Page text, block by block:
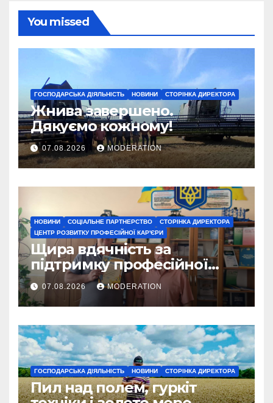
You missed
ГОСПОДАРСЬКА ДІЯЛЬНІСТЬ НОВИНИ СТОРІНКА ДИРЕКТОРА
Жнива завершено.
Дякуємо кожному!
07.08.2026 MODERATION
НОВИНИ СОЦІАЛЬНЕ ПАРТНЕРСТВО
СТОРІНКА ДИРЕКТОРА
ЦЕНТР РОЗВИТКУ ПРОФЕСІЙНОЇ КАР'ЄРИ
Щира вдячність за
підтримку професійної
освіти
07.08.2026 MODERATION
ГОСПОДАРСЬКА ДІЯЛЬНІСТЬ НОВИНИ СТОРІНКА ДИРЕКТОРА
Пил над полем, гуркіт